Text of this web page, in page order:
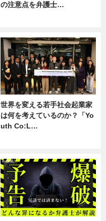
の注意点を弁護士…
世界を変える若手社会起業家
は何を考えているのか？「Yo
uth Co:L…